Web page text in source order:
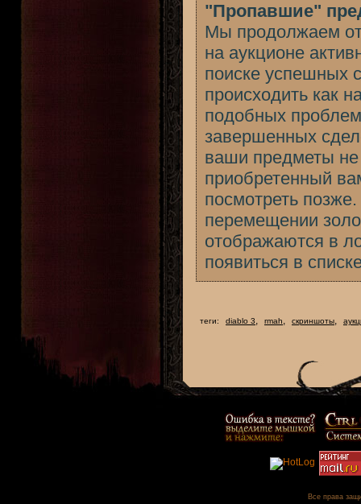
"Пропавшие"
Мы продолжаем
на аукционе
поиске успешных
происходить как
подобных
завершенных
ваши предметы не
приобретенный
посмотреть
перемещении
отображаются в
появиться в
теги: diablo 3, rmah, скриншоты,
Все права